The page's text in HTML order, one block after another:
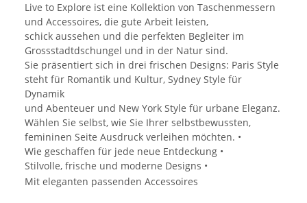
Live to Explore ist eine Kollektion von Taschenmessern
und Accessoires, die gute Arbeit leisten,
schick aussehen und die perfekten Begleiter im
Grossstadtdschungel und in der Natur sind.
Sie präsentiert sich in drei frischen Designs: Paris Style
steht für Romantik und Kultur, Sydney Style für
Dynamik
und Abenteuer und New York Style für urbane Eleganz.
Wählen Sie selbst, wie Sie Ihrer selbstbewussten,
femininen Seite Ausdruck verleihen möchten. •
Wie geschaffen für jede neue Entdeckung •
Stilvolle, frische und moderne Designs •
Mit eleganten passenden Accessoires